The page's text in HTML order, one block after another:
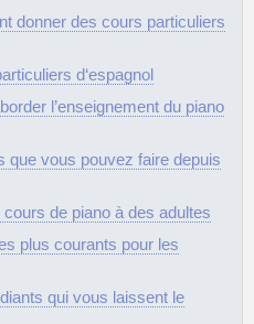
donner des cours particuliers
d‘espagnol
l’enseignement du piano
que vous pouvez faire depuis
de piano à des adultes
plus courants pour les
qui vous laissent le